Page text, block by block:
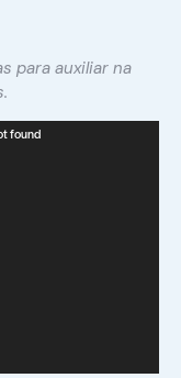
para auxiliar na
found